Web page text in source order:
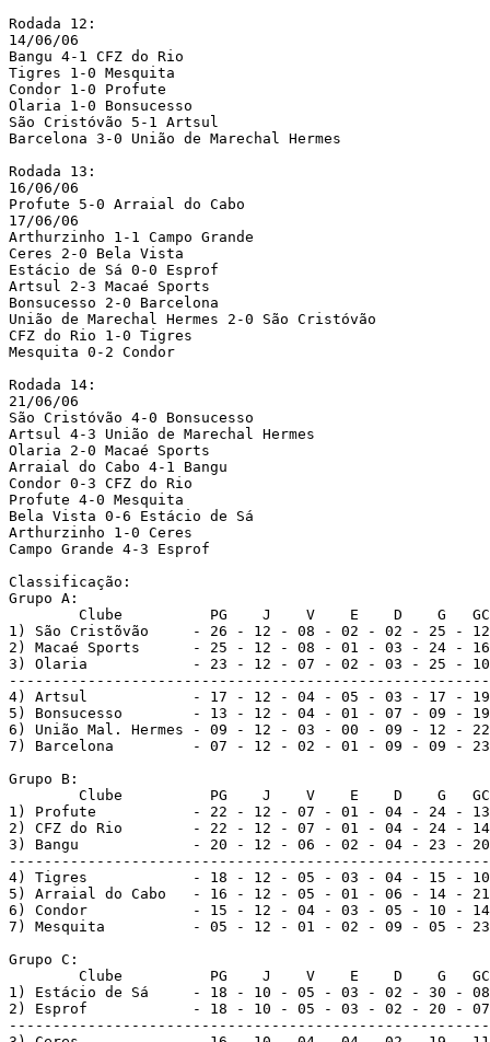
Rodada 12:
14/06/06
Bangu 4-1 CFZ do Rio
Tigres 1-0 Mesquita
Condor 1-0 Profute
Olaria 1-0 Bonsucesso
São Cristóvão 5-1 Artsul
Barcelona 3-0 União de Marechal Hermes
Rodada 13:
16/06/06
Profute 5-0 Arraial do Cabo
17/06/06
Arthurzinho 1-1 Campo Grande
Ceres 2-0 Bela Vista
Estácio de Sá 0-0 Esprof
Artsul 2-3 Macaé Sports
Bonsucesso 2-0 Barcelona
União de Marechal Hermes 2-0 São Cristóvão
CFZ do Rio 1-0 Tigres
Mesquita 0-2 Condor
Rodada 14:
21/06/06
São Cristóvão 4-0 Bonsucesso
Artsul 4-3 União de Marechal Hermes
Olaria 2-0 Macaé Sports
Arraial do Cabo 4-1 Bangu
Condor 0-3 CFZ do Rio
Profute 4-0 Mesquita
Bela Vista 0-6 Estácio de Sá
Arthurzinho 1-0 Ceres
Campo Grande 4-3 Esprof
Classificação:
Grupo A:
Clube          PG    J    V    E    D    G
1) São Cristõvão     - 26 - 12 - 08 - 02 - 02 - 25 -
2) Macaé Sports      - 25 - 12 - 08 - 01 - 03 - 24 -
3) Olaria            - 23 - 12 - 07 - 02 - 03 - 25 - 10
4) Artsul            - 17 - 12 - 04 - 05 - 03 - 17 -
5) Bonsucesso        - 13 - 12 - 04 - 01 - 07 - 09 -
6) União Mal. Hermes - 09 - 12 - 03 - 00 - 09 - 12 -
7) Barcelona         - 07 - 12 - 02 - 01 - 09 - 09 -
Grupo B:
Clube          PG    J    V    E    D    G
1) Profute           - 22 - 12 - 07 - 01 - 04 - 24 -
2) CFZ do Rio        - 22 - 12 - 07 - 01 - 04 - 24 -
3) Bangu             - 20 - 12 - 06 - 02 - 04 - 23 -
4) Tigres            - 18 - 12 - 05 - 03 - 04 - 15 -
5) Arraial do Cabo   - 16 - 12 - 05 - 01 - 06 - 14 -
6) Condor            - 15 - 12 - 04 - 03 - 05 - 10 -
7) Mesquita          - 05 - 12 - 01 - 02 - 09 - 05 -
Grupo C:
Clube          PG    J    V    E    D    G
1) Estácio de Sá     - 18 - 10 - 05 - 03 - 02 - 30 -
2) Esprof            - 18 - 10 - 05 - 03 - 02 - 20 - 07